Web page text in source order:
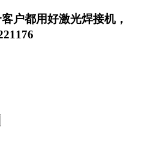
户都用好激光焊接机，